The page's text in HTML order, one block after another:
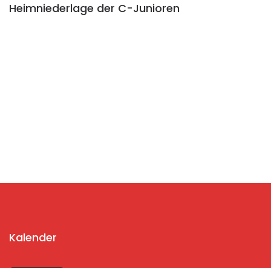
Heimniederlage der C-Junioren
Kalender